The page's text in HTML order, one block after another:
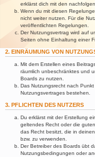
erklärst dich mit den
Wenn du mit diesen
nicht weiter nutzen. Für die
veröffentlichten Regelungen.
Der Nutzungsvertrag wird auf
Seiten ohne Einhaltung einer
2. EINRÄUMUNG VON
Mit dem Erstellen eines
räumlich unbeschränktes und
Boards zu nutzen.
Das Nutzungsrecht nach
Nutzungsvertrages bestehen.
3. PFLICHTEN DES NUTZERS
Du erklärst mit der Erstellung
geltendes Recht oder die
das Recht besitzt, die in
bzw. zu verwenden.
Der Betreiber des Boards übt
Nutzungsbedingungen oder